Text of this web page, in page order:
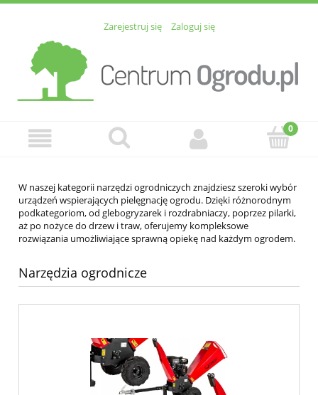
Zarejestruj się Zaloguj się
W naszej kategorii narzędzi ogrodniczych znajdziesz szeroki wybór
urządzeń wspierających pielęgnację ogrodu. Dzięki różnorodnym
podkategoriom, od glebogryzarek i rozdrabniaczy, poprzez pilarki,
aż po nożyce do drzew i traw, oferujemy kompleksowe
rozwiązania umożliwiające sprawną opiekę nad każdym ogrodem.
Narzędzia ogrodnicze